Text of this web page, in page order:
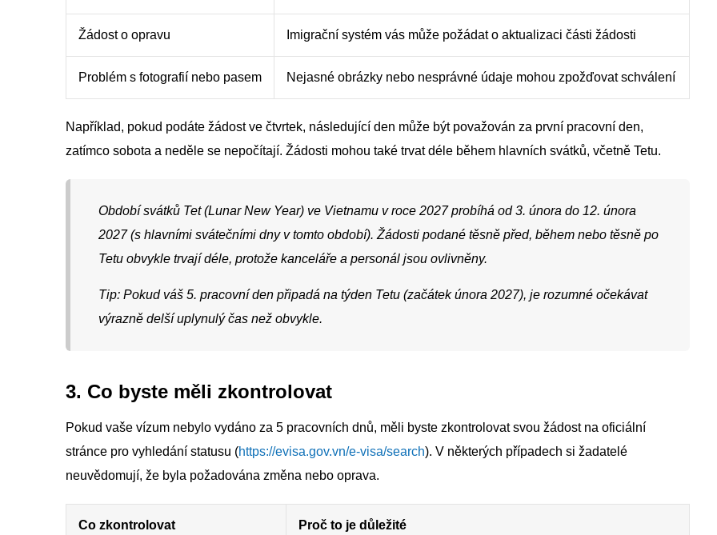
Žádost o opravu Imigrační systém vás může požádat o aktualizaci části žádosti
Problém s fotografií nebo pasem Nejasné obrázky nebo nesprávné údaje mohou zpožďovat schválení
Například, pokud podáte žádost ve čtvrtek, následující den může být považován za první pracovní den,
zatímco sobota a neděle se nepočítají. Žádosti mohou také trvat déle během hlavních svátků, včetně Tetu.
Období svátků Tet (Lunar New Year) ve Vietnamu v roce 2027 probíhá od 3. února do 12. února
2027 (s hlavními svátečními dny v tomto období). Žádosti podané těsně před, během nebo těsně po
Tetu obvykle trvají déle, protože kanceláře a personál jsou ovlivněny.
Tip: Pokud váš 5. pracovní den připadá na týden Tetu (začátek února 2027), je rozumné očekávat
výrazně delší uplynulý čas než obvykle.
3. Co byste měli zkontrolovat
Pokud vaše vízum nebylo vydáno za 5 pracovních dnů, měli byste zkontrolovat svou žádost na oficiální
stránce pro vyhledání statusu (https://evisa.gov.vn/e-visa/search). V některých případech si žadatelé
neuvědomují, že byla požadována změna nebo oprava.
Co zkontrolovat Proč to je důležité